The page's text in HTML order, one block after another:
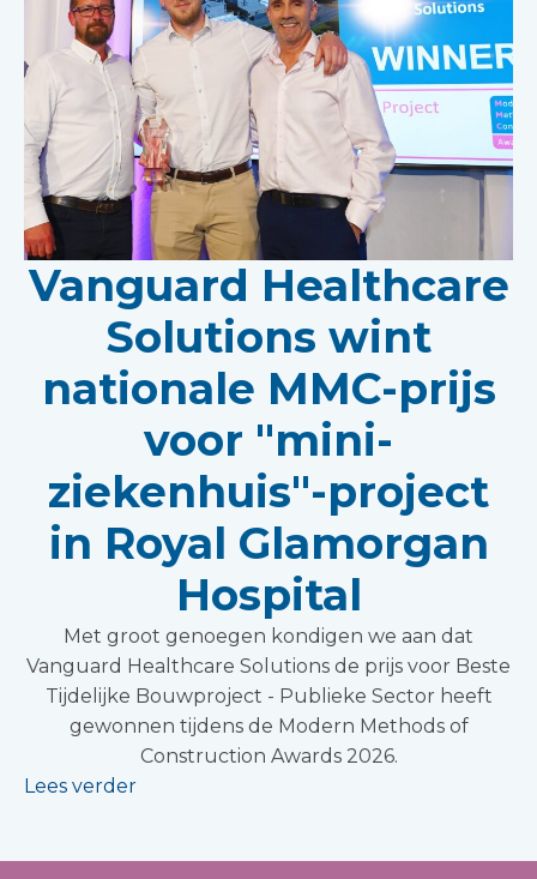
Vanguard Healthcare
Solutions wint
nationale MMC-prijs
voor "mini-
ziekenhuis"-project
in Royal Glamorgan
Hospital
Met groot genoegen kondigen we aan dat
Vanguard Healthcare Solutions de prijs voor Beste
Tijdelijke Bouwproject - Publieke Sector heeft
gewonnen tijdens de Modern Methods of
Construction Awards 2026.
Lees verder